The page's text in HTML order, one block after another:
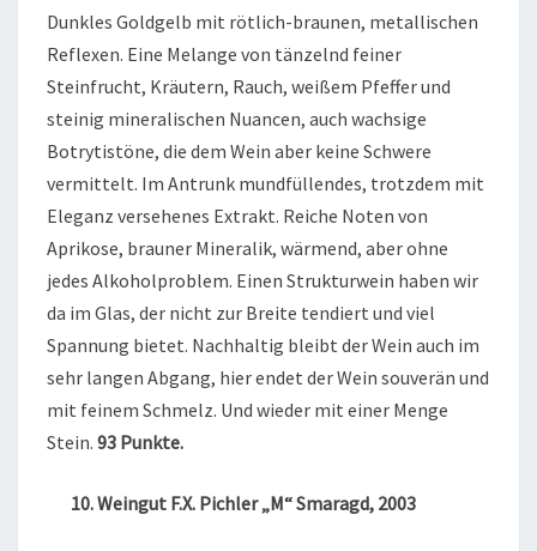
Dunkles Goldgelb mit rötlich-braunen, metallischen
Reflexen. Eine Melange von tänzelnd feiner
Steinfrucht, Kräutern, Rauch, weißem Pfeffer und
steinig mineralischen Nuancen, auch wachsige
Botrytistöne, die dem Wein aber keine Schwere
vermittelt. Im Antrunk mundfüllendes, trotzdem mit
Eleganz versehenes Extrakt. Reiche Noten von
Aprikose, brauner Mineralik, wärmend, aber ohne
jedes Alkoholproblem. Einen Strukturwein haben wir
da im Glas, der nicht zur Breite tendiert und viel
Spannung bietet. Nachhaltig bleibt der Wein auch im
sehr langen Abgang, hier endet der Wein souverän und
mit feinem Schmelz. Und wieder mit einer Menge
Stein. 93 Punkte.
10. Weingut F.X. Pichler „M“ Smaragd, 2003